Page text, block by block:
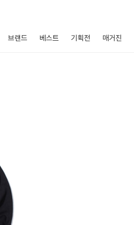
브랜드 베스트 기획전 매거진